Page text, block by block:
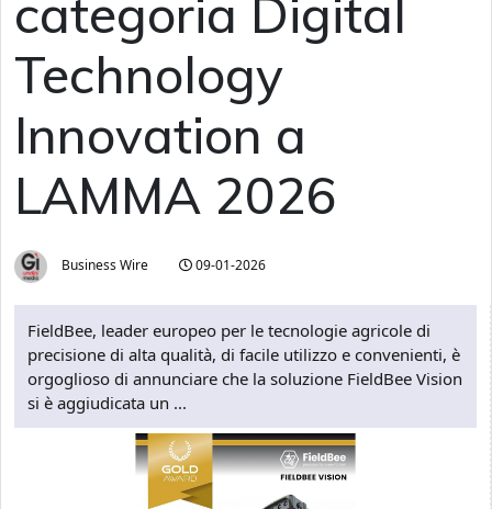
categoria Digital
Technology
Innovation a
LAMMA 2026
Business Wire 09-01-2026
FieldBee, leader europeo per le tecnologie agricole di
precisione di alta qualità, di facile utilizzo e convenienti, è
orgoglioso di annunciare che la soluzione FieldBee Vision
si è aggiudicata un ...